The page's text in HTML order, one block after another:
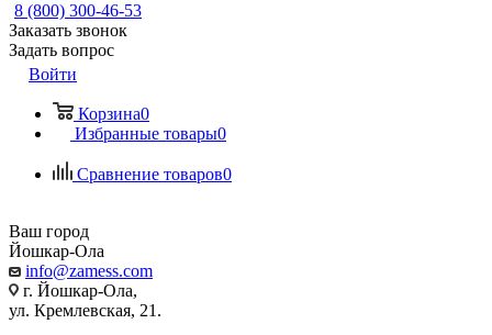
8 (800) 300-46-53
Заказать звонок
Задать вопрос
Войти
Корзина0
Избранные товары0
Сравнение товаров0
Ваш город
Йошкар-Ола
info@zamess.com
г. Йошкар-Ола,
ул. Кремлевская, 21.